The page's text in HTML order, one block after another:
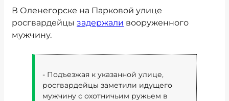
В Оленегорске на Парковой улице
росгвардейцы задержали вооруженного
мужчину.
- Подъезжая к указанной улице,
росгвардейцы заметили идущего
мужчину с охотничьим ружьем в